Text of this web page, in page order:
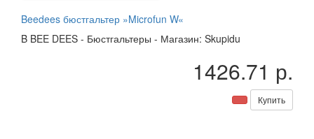
Beedees бюстгальтер »Microfun W«
B BEE DEES - Бюстгальтеры - Магазин: Skupidu
1426.71 р.
Купить